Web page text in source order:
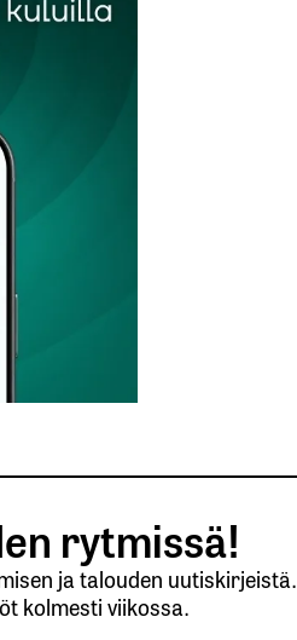
osinkoa, jos Google
*
rytmissä!
ja talouden uutiskirjeistä.
kolmesti viikossa.